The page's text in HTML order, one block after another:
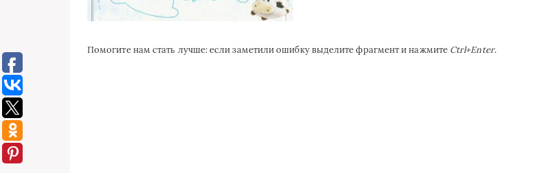
Помогите нам стать лучше: если заметили ошибку выделите фрагмент и нажмите Ctrl+Enter.